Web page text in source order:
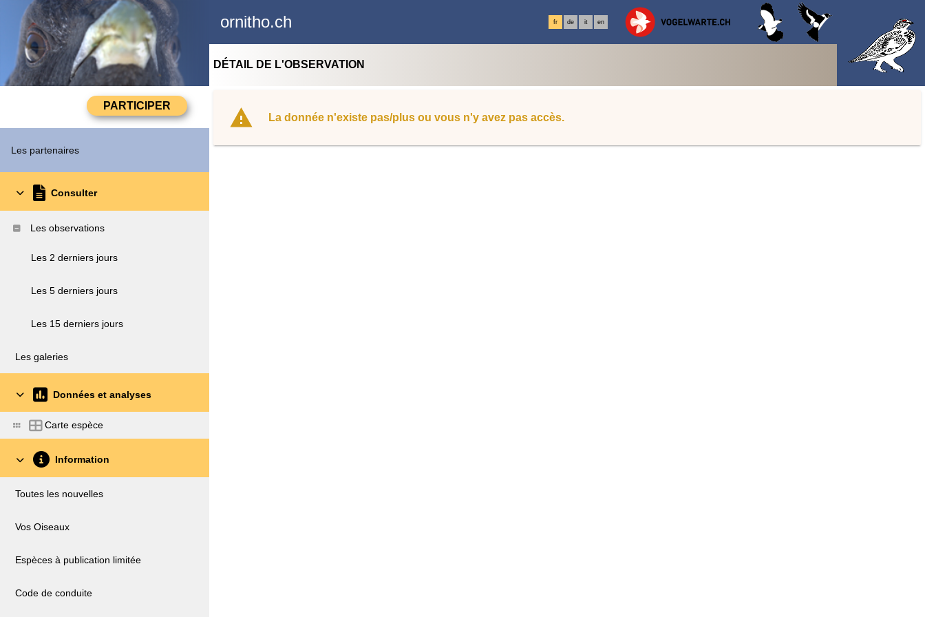
ornitho.ch fr de it en
Les partenaires
Consulter
Les observations
Les 2 derniers jours
Les 5 derniers jours
Les 15 derniers jours
Les galeries
Données et analyses
Carte espèce
Information
Toutes les nouvelles
Vos Oiseaux
Espèces à publication limitée
Code de conduite
DÉTAIL DE L'OBSERVATION
La donnée n'existe pas/plus ou vous n'y avez pas accès.